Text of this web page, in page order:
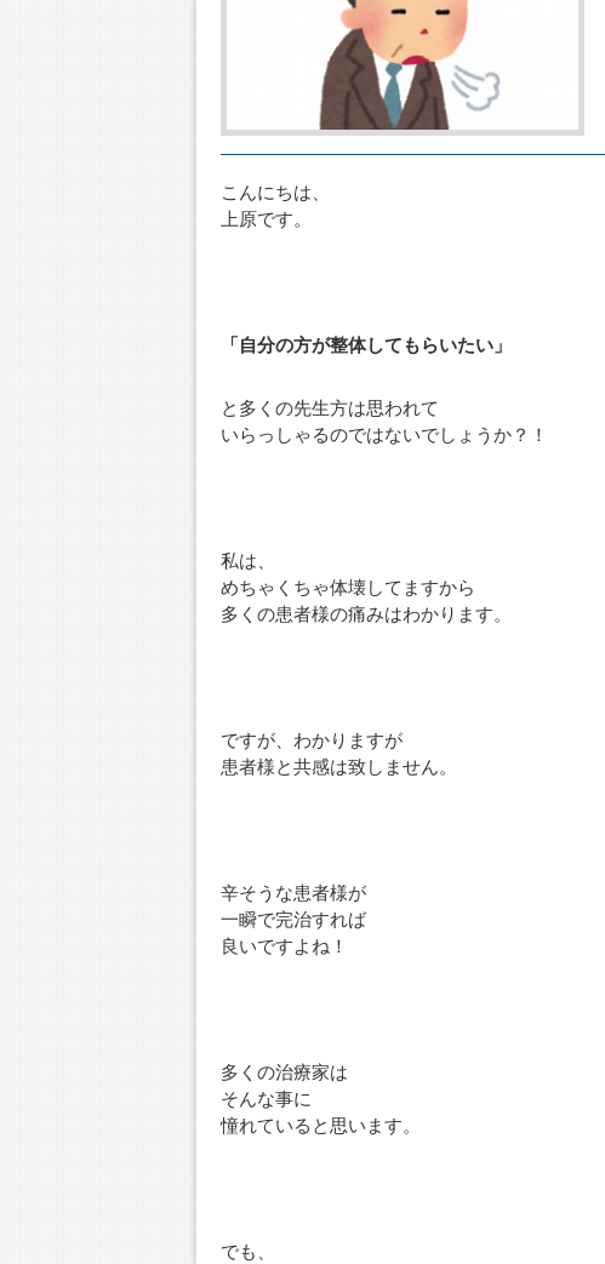
こんにちは、
上原です。
「自分の方が整体してもらいたい」
と多くの先生方は思われて
いらっしゃるのではないでしょうか？！
私は、
めちゃくちゃ体壊してますから
多くの患者様の痛みはわかります。
ですが、わかりますが
患者様と共感は致しません。
辛そうな患者様が
一瞬で完治すれば
良いですよね！
多くの治療家は
そんな事に
憧れていると思います。
でも、